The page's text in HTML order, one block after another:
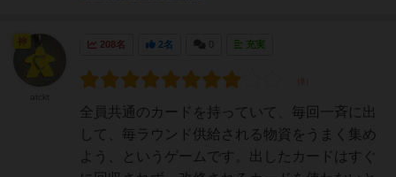
208名 2名 充実
全員共通のカードを持っていて、毎回一斉に出
して、毎ラウンド供給される物資をうまく集め
よう、というゲームです。出したカードはすぐ
神